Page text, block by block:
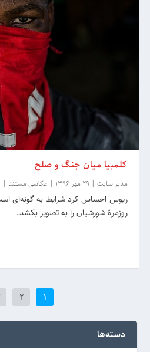
کلمبیا میان جنگ و صلح
مدیر سایت |29 مهر 1396 |عکاسی مستند |
ریوس احساس کرد شرایط به گونه‌ای
روزمرهٔ شورشیان را به تصویر بکشد.
1
2
دسته‌ها